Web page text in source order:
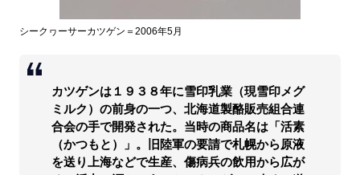
シークヮーサーカツゲン＝2006年5月
カツゲンは１９３８年に雪印乳業（現雪印メグ
ミルク）の前身の一つ、北海道製酪販売組合連
合会の手で開発された。当時の商品名は「活素
（かつもと）」。旧陸軍の要請で札幌から原液
を送り上海などで生産、傷病兵の飲用から広が